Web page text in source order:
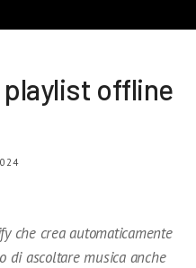
offline
che crea automaticamente
di ascoltare musica anche